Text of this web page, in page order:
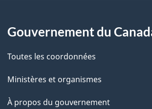
Gouvernement du
Toutes les coordonnées
Ministères et organismes
À propos du gouvernement